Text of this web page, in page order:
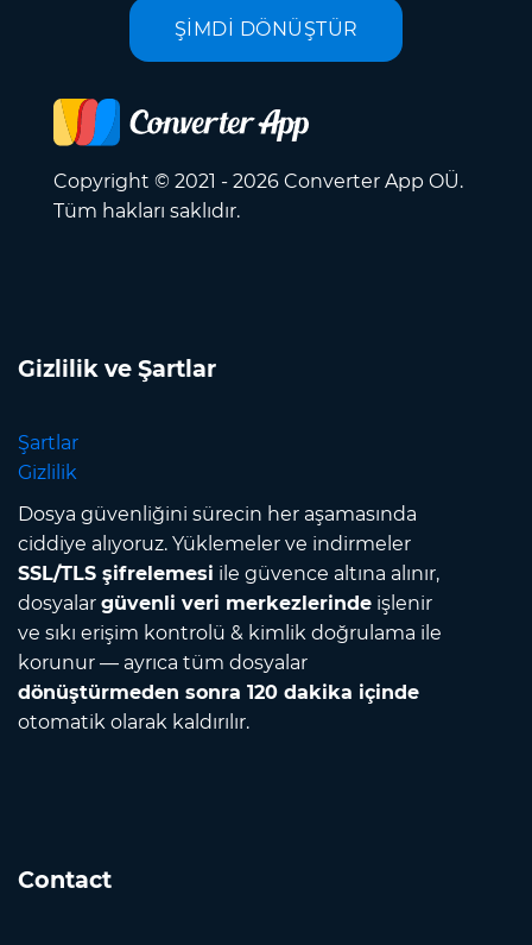
ŞİMDİ DÖNÜŞTÜR
Copyright © 2021 - 2026 Converter App OÜ.
Tüm hakları saklıdır.
Gizlilik ve Şartlar
Şartlar
Gizlilik
Dosya güvenliğini sürecin her aşamasında
ciddiye alıyoruz. Yüklemeler ve indirmeler
SSL/TLS şifrelemesi ile güvence altına alınır,
dosyalar güvenli veri merkezlerinde işlenir
ve sıkı erişim kontrolü & kimlik doğrulama ile
korunur — ayrıca tüm dosyalar
dönüştürmeden sonra 120 dakika içinde
otomatik olarak kaldırılır.
Contact